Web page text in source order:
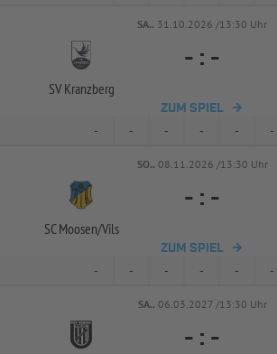
SA.. 31.10.2026 /13:30 Uhr
SV Kranzberg
- : -
ZUM SPIEL
- - - - - -
SO.. 08.11.2026 /13:30 Uhr
SC Moosen/Vils
- : -
ZUM SPIEL
- - - - - -
SA.. 06.03.2027 /13:30 Uhr
- : -